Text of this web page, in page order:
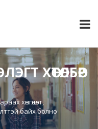
ХӨТӨЛБӨР
хөнгөлөлт,
байх болно